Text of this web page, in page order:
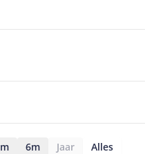
6m Jaar Alles